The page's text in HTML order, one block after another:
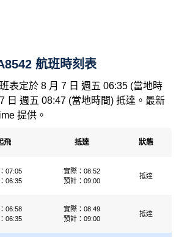
航班時刻表
表定於 8 月 7 日 週五 06:35 (當地時
日 週五 08:47 (當地時間) 抵達。最新
提供。
飛 抵達 狀態
07:05
06:35
實際：08:52
預計：09:00
抵達
06:58
06:35
實際：08:49
預計：09:00
抵達